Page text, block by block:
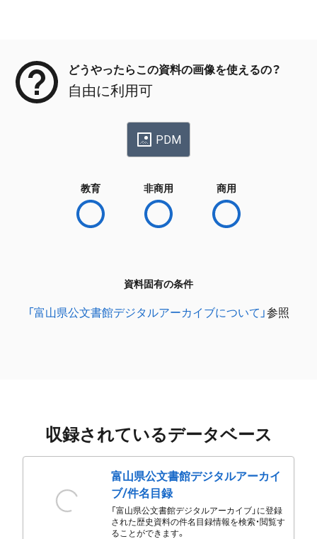
どうやったらこの資料の画像を使えるの？
自由に利用可
PDM
教育 非商用 商用
資料固有の条件
「富山県公文書館デジタルアーカイブについて」参照
収録されているデータベース
富山県公文書館デジタルアーカイ
ブ/件名目録
「富山県公文書館デジタルアーカイブ」に登録
された歴史資料の件名目録情報を検索・閲覧す
ることができます。